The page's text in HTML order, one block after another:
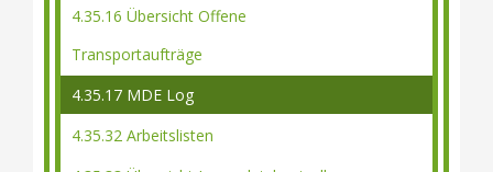
4.35.16 Übersicht Offene
Transportaufträge
4.35.17 MDE Log
4.35.32 Arbeitslisten